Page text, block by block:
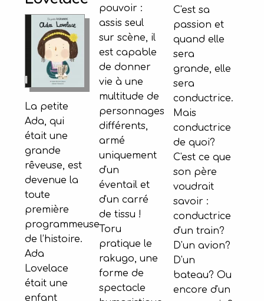
La petite
Ada, qui
était une
grande
rêveuse, est
devenue la
toute
première
programmeuse
de l’histoire.
Ada
Lovelace
était une
enfant
pouvoir :
assis seul
sur scène, il
est capable
de donner
vie à une
multitude de
personnages
différents,
armé
uniquement
d'un
éventail et
d'un carré
de tissu !
Toru
pratique le
rakugo, une
forme de
spectacle
C'est sa
passion et
quand elle
sera
grande, elle
sera
conductrice.
Mais
conductrice
de quoi?
C'est ce que
son père
voudrait
savoir :
conductrice
d'un train?
D'un avion?
D'un
bateau? Ou
encore d'un